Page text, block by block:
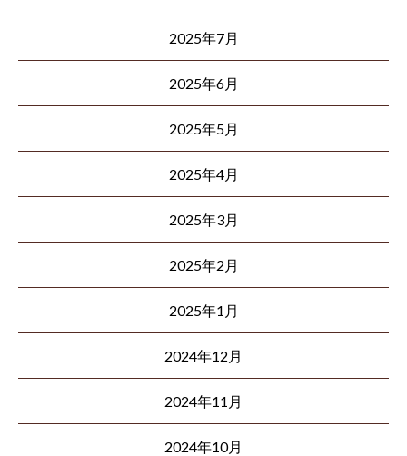
2025年7月
2025年6月
2025年5月
2025年4月
2025年3月
2025年2月
2025年1月
2024年12月
2024年11月
2024年10月